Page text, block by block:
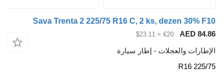
Sava Trenta 2 225/75 R16 C, 2 ks, dezen
€20
≈ $23.11
والعجلات - إطار سيارة